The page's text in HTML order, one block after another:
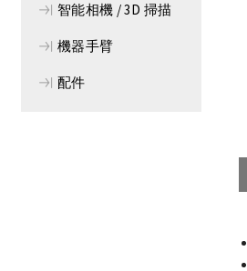
智能相機 / 3D 掃描
機器手臂
配件